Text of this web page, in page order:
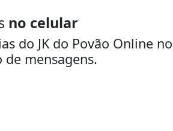
no celular
do JK do Povão Online no
mensagens.